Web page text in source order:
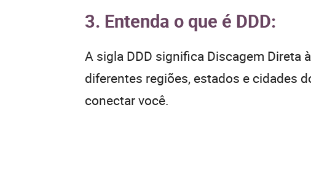
3. Entenda o que é DDD:
A sigla DDD significa Discagem Direta
diferentes regiões, estados e cidades
conectar você.